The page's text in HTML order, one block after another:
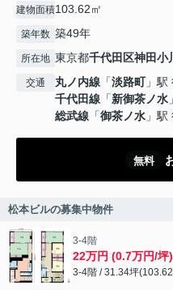
建物面積103.62㎡
築年数 築49年
所在地 東京都千代田区神田小
交通 丸ノ内線 「淡路町」駅
千代田線 「新御茶ノ水
総武線 「御茶ノ水 」
無料
松本ビルの募集中物件
3-4階
22万円 (0.7万円/坪)
3-4階 / 31.34坪